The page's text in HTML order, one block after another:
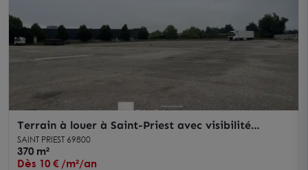
Terrain à louer à Saint-Priest avec visibilité
exceptionnelle sur A43
SAINT PRIEST 69800
370 m²
Dès 10 € /m²/an